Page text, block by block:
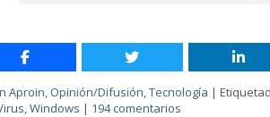
Aproin, Opinión/Difusión,Tecnología |
,Windows | 194 comentarios